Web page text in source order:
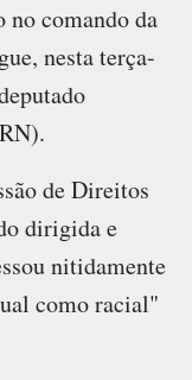
no comando da
nesta terça-
de Direitos
dirigida e
nitidamente
como racial"